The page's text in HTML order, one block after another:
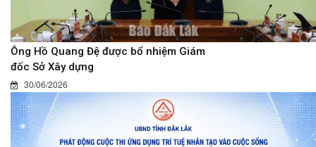
Ông Hồ Quang Đệ được bổ nhiệm Giám
đốc Sở Xây dựng
30/06/2026